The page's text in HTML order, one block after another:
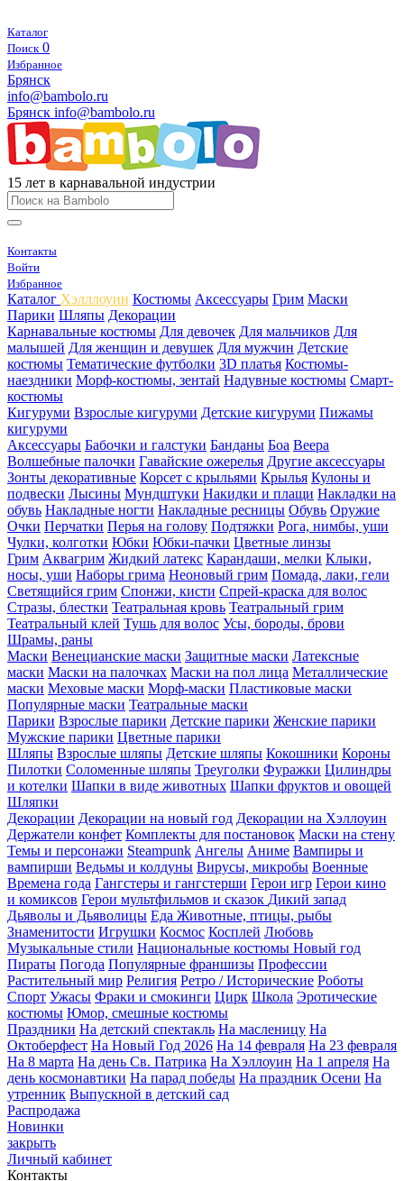
Каталог
Поиск 0
Избранное
Брянск
info@bambolo.ru
Брянск info@bambolo.ru
15 лет в карнавальной индустрии
Контакты
Войти
Избранное
Каталог Хэлллоуин Костюмы Аксессуары Грим Маски
Парики Шляпы Декорации
Карнавальные костюмы Для девочек Для мальчиков Для
малышей Для женщин и девушек Для мужчин Детские
костюмы Тематические футболки 3D платья Костюмы-
наездники Морф-костюмы, зентай Надувные костюмы Смарт-
костюмы
Кигуруми Взрослые кигуруми Детские кигуруми Пижамы
кигуруми
Аксессуары Бабочки и галстуки Банданы Боа Веера
Волшебные палочки Гавайские ожерелья Другие аксессуары
Зонты декоративные Корсет с крыльями Крылья Кулоны и
подвески Лысины Мундштуки Накидки и плащи Накладки на
обувь Накладные ногти Накладные ресницы Обувь Оружие
Очки Перчатки Перья на голову Подтяжки Рога, нимбы, уши
Чулки, колготки Юбки Юбки-пачки Цветные линзы
Грим Аквагрим Жидкий латекс Карандаши, мелки Клыки,
носы, уши Наборы грима Неоновый грим Помада, лаки, гели
Светящийся грим Спонжи, кисти Спрей-краска для волос
Стразы, блестки Театральная кровь Театральный грим
Театральный клей Тушь для волос Усы, бороды, брови
Шрамы, раны
Маски Венецианские маски Защитные маски Латексные
маски Маски на палочках Маски на пол лица Металлические
маски Меховые маски Морф-маски Пластиковые маски
Популярные маски Театральные маски
Парики Взрослые парики Детские парики Женские парики
Мужские парики Цветные парики
Шляпы Взрослые шляпы Детские шляпы Кокошники Короны
Пилотки Соломенные шляпы Треуголки Фуражки Цилиндры
и котелки Шапки в виде животных Шапки фруктов и овощей
Шляпки
Декорации Декорации на новый год Декорации на Хэллоуин
Держатели конфет Комплекты для постановок Маски на стену
Темы и персонажи Steampunk Ангелы Аниме Вампиры и
вампирши Ведьмы и колдуны Вирусы, микробы Военные
Времена года Гангстеры и гангстерши Герои игр Герои кино
и комиксов Герои мультфильмов и сказок Дикий запад
Дьяволы и Дьяволицы Еда Животные, птицы, рыбы
Знаменитости Игрушки Космос Косплей Любовь
Музыкальные стили Национальные костюмы Новый год
Пираты Погода Популярные франшизы Профессии
Растительный мир Религия Ретро / Исторические Роботы
Спорт Ужасы Фраки и смокинги Цирк Школа Эротические
костюмы Юмор, смешные костюмы
Праздники На детский спектакль На масленицу На
Октоберфест На Новый Год 2026 На 14 февраля На 23 февраля
На 8 марта На день Св. Патрика На Хэллоуин На 1 апреля На
день космонавтики На парад победы На праздник Осени На
утренник Выпускной в детский сад
Распродажа
Новинки
закрыть
Личный кабинет
Контакты